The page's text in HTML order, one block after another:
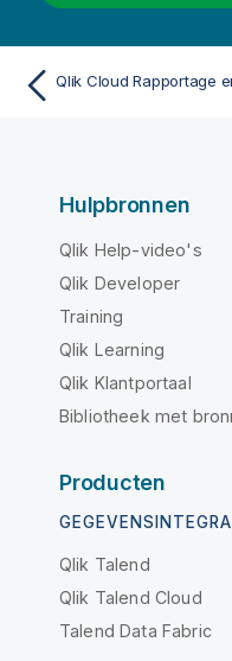
Hulpbronnen
Qlik Help-video's
Qlik Developer
Training
Qlik Learning
Qlik Klantportaal
Bibliotheek met
Producten
Qlik Talend
Qlik Talend Cloud
Talend Data Fabric